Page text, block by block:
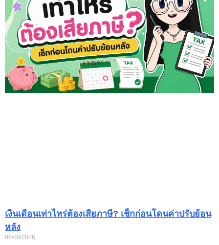
เงินเดือนเท่าไหร่ต้องเสียภาษี? เช็กก่อนโดนค่าปรับย้อน
หลัง
06/08/2026